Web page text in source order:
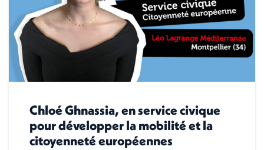
Chloé Ghnassia, en service civique
pour développer la mobilité et la
citoyenneté européennes